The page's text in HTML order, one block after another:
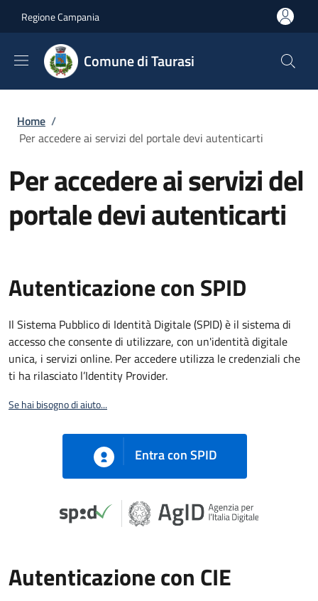
Regione Campania
Comune di Taurasi
Briciole di pane
Home /
Per accedere ai servizi del portale devi autenticarti
Per accedere ai servizi del
portale devi autenticarti
Autenticazione con SPID
Il Sistema Pubblico di Identità Digitale (SPID) è il sistema di
accesso che consente di utilizzare, con un'identità digitale
unica, i servizi online. Per accedere utilizza le credenziali che
ti ha rilasciato l’Identity Provider.
Se hai bisogno di aiuto...
Entra con SPID
Autenticazione con CIE